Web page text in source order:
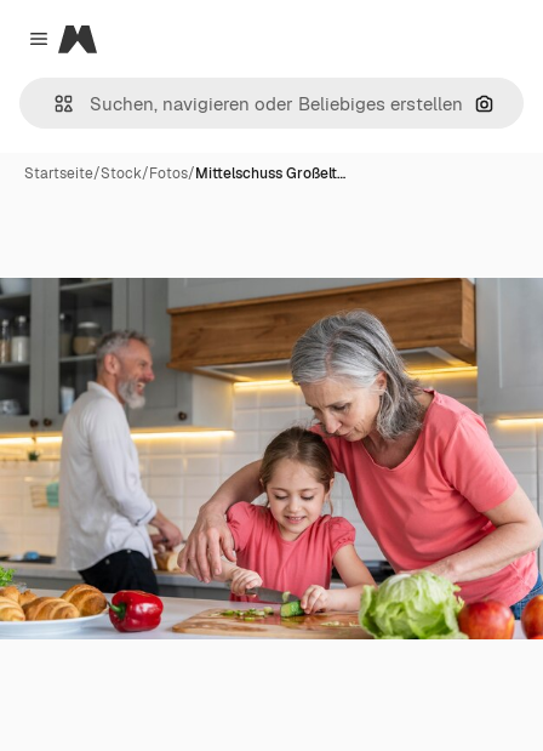
Close menu
Magnific
Nach
Startseite/Stock/Fotos/Mittelschuss Großelt…